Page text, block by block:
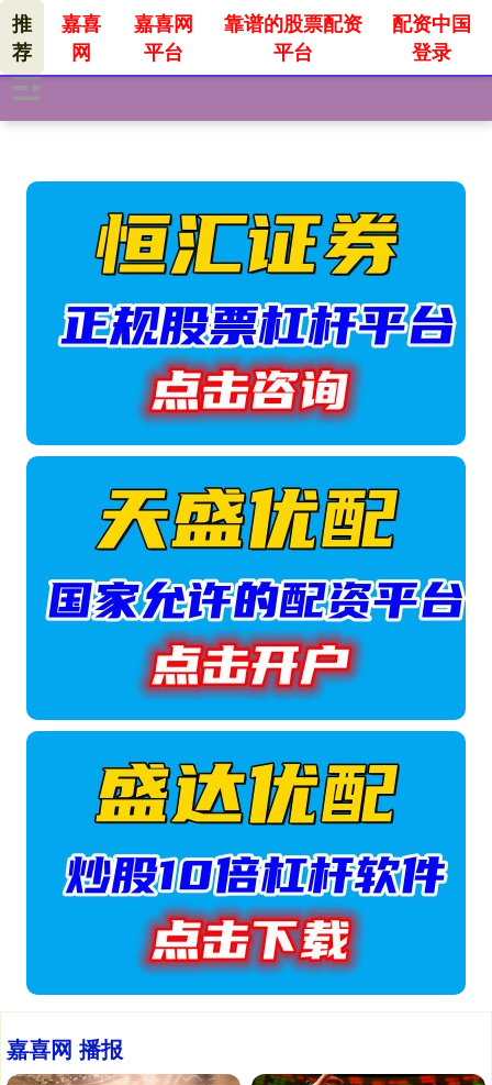
嘉喜网 播报
推
荐
嘉喜
网
嘉喜网
平台
靠谱的股票配资
平台
配资中国
登录